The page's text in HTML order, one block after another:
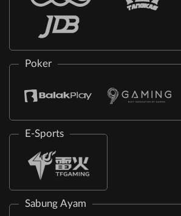
Poker
E-Sports
Sabung Ayam